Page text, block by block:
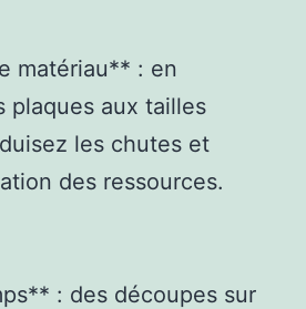
matériau** : en
plaques aux tailles
les chutes et
des ressources.
: des découpes sur